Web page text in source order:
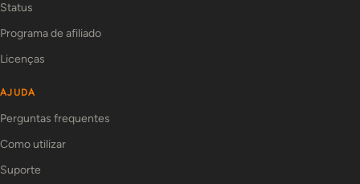
Status
Programa de afiliado
Licenças
AJUDA
Perguntas frequentes
Como utilizar
Suporte